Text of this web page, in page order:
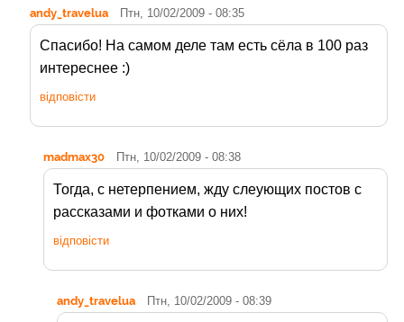
andy_travelua Птн, 10/02/2009 - 08:35
Спасибо! На самом деле там есть сёла в 100 раз
интереснее :)
відповісти
madmax30 Птн, 10/02/2009 - 08:38
Тогда, с нетерпением, жду слеующих постов с
рассказами и фотками о них!
відповісти
andy_travelua Птн, 10/02/2009 - 08:39